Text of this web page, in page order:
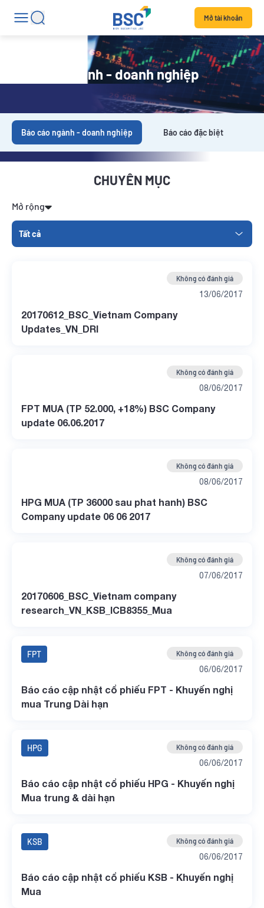
Mở tài khoản
Báo cáo ngành - doanh nghiệp
Báo cáo ngành - doanh nghiệp Báo cáo đặc biệt
CHUYÊN MỤC
Mở rộng
Tất cả
Không có đánh giá
13/06/2017
20170612_BSC_Vietnam Company
Updates_VN_DRI
Không có đánh giá
08/06/2017
FPT MUA (TP 52.000, +18%) BSC Company
update 06.06.2017
Không có đánh giá
08/06/2017
HPG MUA (TP 36000 sau phat hanh) BSC
Company update 06 06 2017
Không có đánh giá
07/06/2017
20170606_BSC_Vietnam company
research_VN_KSB_ICB8355_Mua
FPT Không có đánh giá
06/06/2017
Báo cáo cập nhật cổ phiếu FPT - Khuyến nghị
mua Trung Dài hạn
HPG Không có đánh giá
06/06/2017
Báo cáo cập nhật cổ phiếu HPG - Khuyến nghị
Mua trung & dài hạn
KSB Không có đánh giá
06/06/2017
Báo cáo cập nhật cổ phiếu KSB - Khuyến nghị
Mua